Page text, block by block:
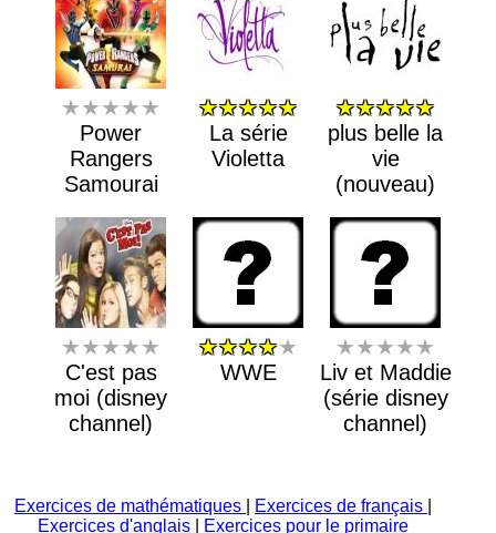
★★★★★
Power
Rangers
Samourai
★★★★★
La série
Violetta
★★★★★
plus belle la
vie
(nouveau)
★★★★★
C'est pas
moi (disney
channel)
★★★★★
WWE
★★★★★
Liv et Maddie
(série disney
channel)
Exercices de mathématiques Exercices de français
Exercices d'anglais
Exercices pour le primaire